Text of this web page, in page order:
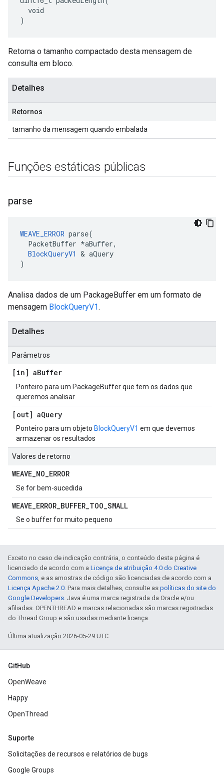
  void
)
Retorna o tamanho compactado desta mensagem de
consulta em bloco.
Detalhes
Retornos
tamanho da mensagem quando embalada
Funções estáticas públicas
parse
WEAVE_ERROR parse(
  PacketBuffer *aBuffer,
BlockQueryV1 & aQuery
)
Analisa dados de um PackageBuffer em um formato de
mensagem BlockQueryV1.
Detalhes
Parâmetros
[in] aBuffer
Ponteiro para um PackageBuffer que tem os dados que
queremos analisar
[out] aQuery
Ponteiro para um objeto BlockQueryV1 em que devemos
armazenar os resultados
Valores de retorno
WEAVE_NO_ERROR
Se for bem-sucedida
WEAVE_ERROR_BUFFER_TOO_SMALL
Se o buffer for muito pequeno
Exceto no caso de indicação contrária, o conteúdo desta página é
licenciado de acordo com a Licença de atribuição 4.0 do Creative
Commons, e as amostras de código são licenciadas de acordo com a
Licença Apache 2.0. Para mais detalhes, consulte as políticas do site do
Google Developers. Java é uma marca registrada da Oracle e/ou
afiliadas. OPENTHREAD e marcas relacionadas são marcas registradas
do Thread Group e são usadas mediante licença.
Última atualização 2026-05-29 UTC.
GitHub
OpenWeave
Happy
OpenThread
Suporte
Solicitações de recursos e relatórios de bugs
Google Groups